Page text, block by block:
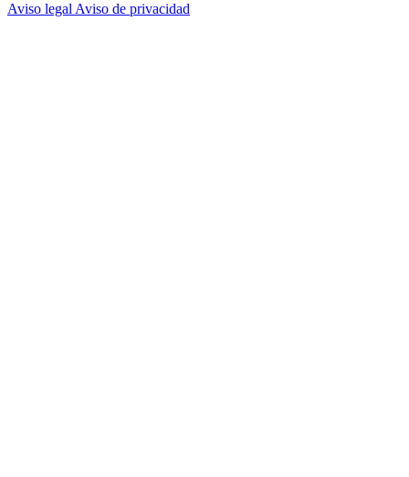
Aviso legal Aviso de privacidad